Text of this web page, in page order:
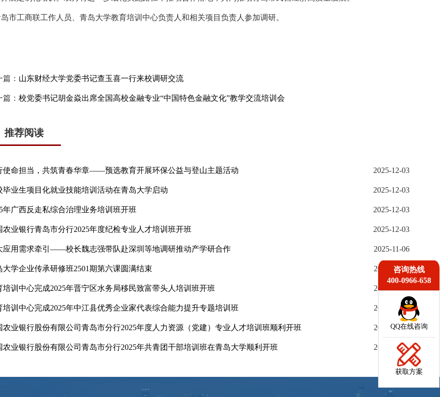
市工商联工作人员、青岛大学教育培训中心负责人和相关项目负责人参加调研。
篇： 山东财经大学党委书记查玉喜一行来校调研交流
： 校党委书记胡金焱出席全国高校金融专业“中国特色金融文化”教学交流培训会
推荐阅读
使命担当，共筑青春华章——预选教育开展环保公益与登山主题活动 2025-12-03
毕业生项目化就业技能培训活动在青岛大学启动 2025-12-03
年广西反走私综合治理业务培训班开班 2025-12-03
农业银行青岛市分行2025年度纪检专业人才培训班开班 2025-12-03
应用需求牵引——校长魏志强带队赴深圳等地调研推动产学研合作 2025-11-06
大学企业传承研修班2501期第六课圆满结束 2025-11-06
培训中心完成2025年晋宁区水务局移民致富带头人培训班开班 2025-11-06
培训中心完成2025年中江县优秀企业家代表综合能力提升专题培训班 2025-11-06
农业银行股份有限公司青岛市分行2025年度人力资源（党建）专业人才培训班顺利开班 2025-11-06
农业银行股份有限公司青岛市分行2025年共青团干部培训班在青岛大学顺利开班 2025-11-06
咨询热线
400-0966-658
QQ在线咨询
获取方案